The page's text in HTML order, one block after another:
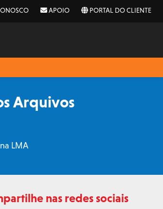
APOIO PORTAL DO CLIENTE
Arquivos
LMA
nas redes sociais